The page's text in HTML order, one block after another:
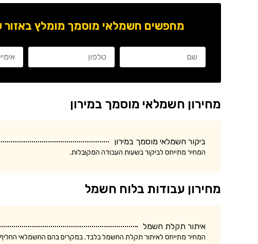
מחפשים חשמלאי מוסמך מומלץ באזור
מחירון חשמלאי מוסמך במירון
ביקור חשמלאי מוסמך במירון
המחיר מתייחס לביקור בשעות העבודה המקובלות.
מחירון עבודות בלוח חשמל
איתור תקלת חשמל
המחיר מתייחס לאיתור תקלת החשמל בלבד. במקרים בהם החשמלאי החליף רכיב, מקובל לדרוש